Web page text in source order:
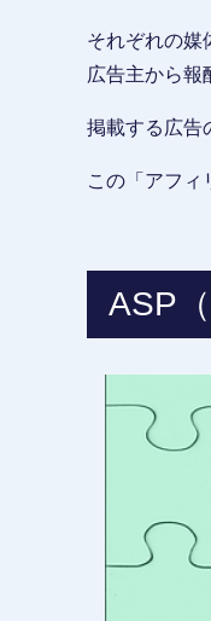
それぞれの媒
広告主から報
掲載する広告
この「アフィ
ASP